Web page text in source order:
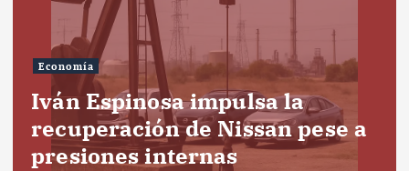
Economía
Iván Espinosa impulsa la
recuperación de Nissan pese a
presiones internas